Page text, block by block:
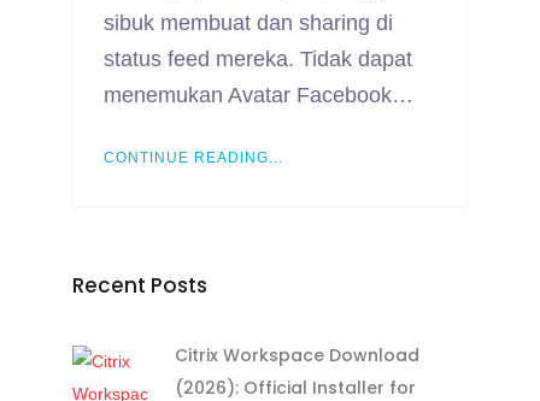
sibuk membuat dan sharing di
status feed mereka. Tidak dapat
menemukan Avatar Facebook…
CONTINUE READING...
Recent Posts
Citrix Workspace Download
(2026): Official Installer for